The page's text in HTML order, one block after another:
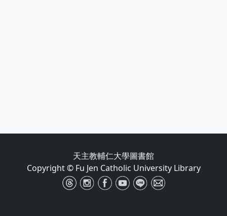
天主教輔仁大學圖書館
Copyright © Fu Jen Catholic University Library